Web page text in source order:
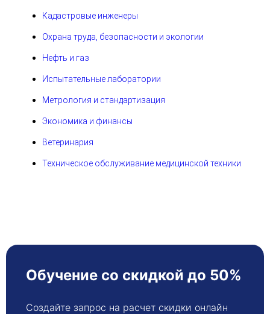
Кадастровые инженеры
Охрана труда, безопасности и экологии
Нефть и газ
Испытательные лаборатории
Метрология и стандартизация
Экономика и финансы
Ветеринария
Техническое обслуживание медицинской техники
Обучение со скидкой до 50%
Создайте запрос на расчет скидки онлайн